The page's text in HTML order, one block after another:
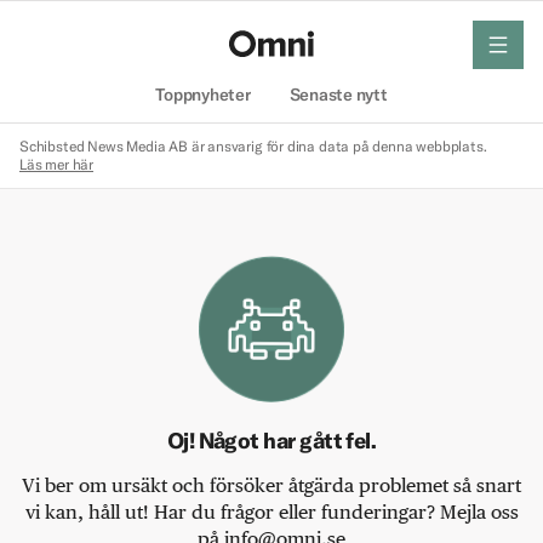
Toppnyheter Senaste nytt
meny
Schibsted News Media AB är ansvarig för dina data på denna webbplats.
Läs mer här
Oj! Något har gått fel.
Vi ber om ursäkt och försöker åtgärda problemet så snart
vi kan, håll ut! Har du frågor eller funderingar? Mejla oss